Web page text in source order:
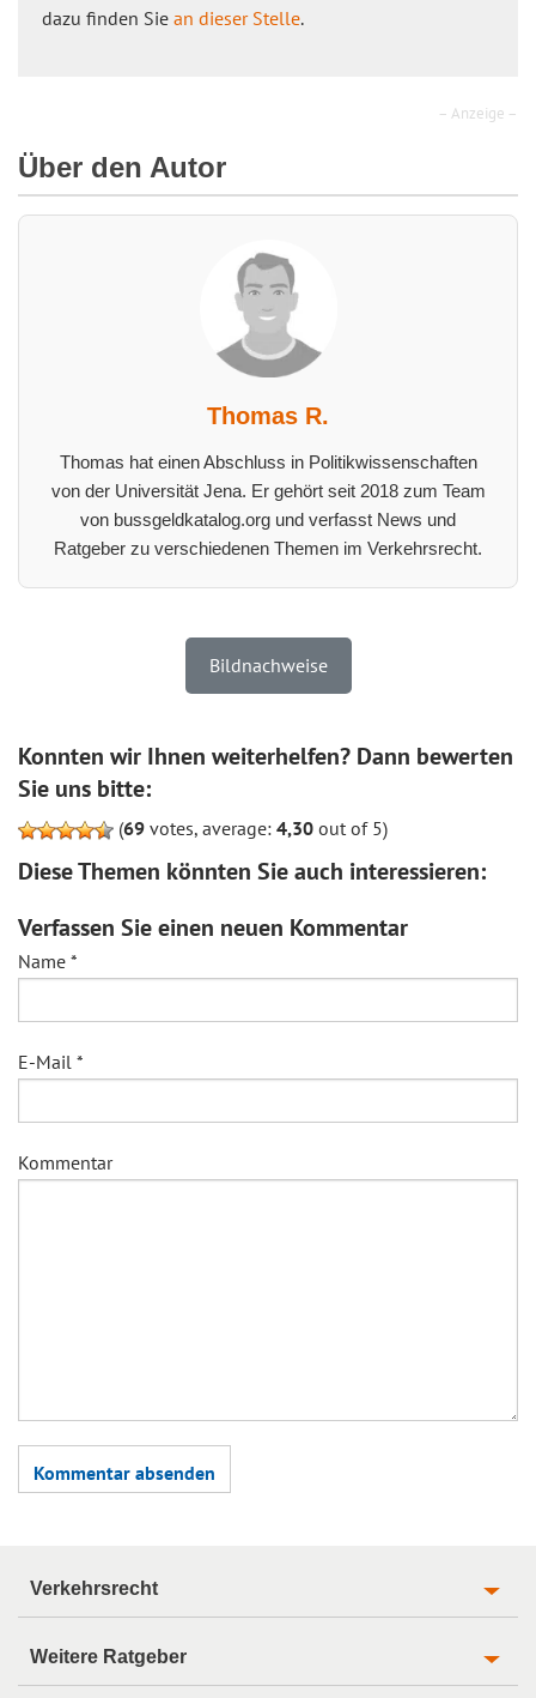
dazu finden Sie an dieser Stelle.
– Anzeige –
Über den Autor
Thomas R.
Thomas hat einen Abschluss in Politikwissenschaften
von der Universität Jena. Er gehört seit 2018 zum Team
von bussgeldkatalog.org und verfasst News und
Ratgeber zu verschiedenen Themen im Verkehrsrecht.
Bildnachweise
Konnten wir Ihnen weiterhelfen? Dann bewerten
Sie uns bitte:
(69 votes, average: 4,30 out of 5)
Diese Themen könnten Sie auch interessieren:
Verfassen Sie einen neuen Kommentar
Name *
E-Mail *
Kommentar
Verkehrsrecht
Weitere Ratgeber